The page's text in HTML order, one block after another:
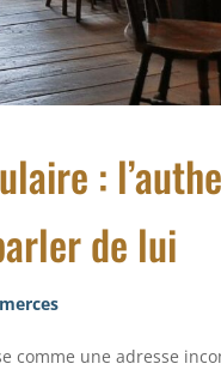
:
de lui
comme une adresse